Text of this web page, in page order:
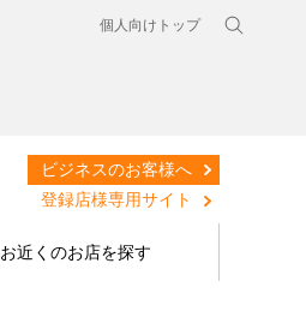
個人向けトップ
ビジネスのお客様へ
登録店様専用サイト
お近くのお店を探す